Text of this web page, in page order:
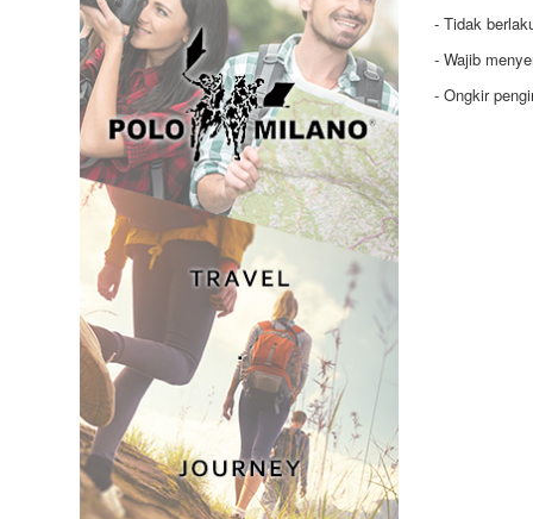
- Tidak
- Wajib
- Ongkir